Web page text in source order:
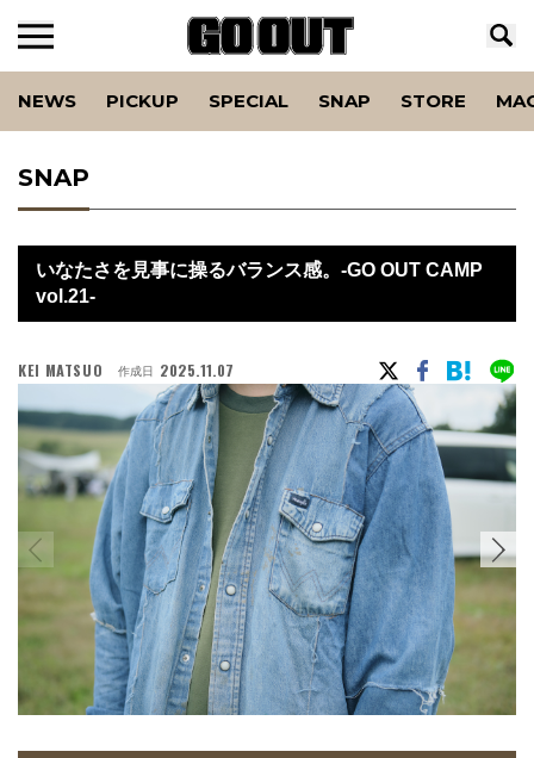
NEWS PICKUP SPECIAL SNAP STORE
SNAP
いなたさを見事に操るバランス感。-GO OUT CAMP
vol.21-
KEI MATSUO 作成日 2025.11.07